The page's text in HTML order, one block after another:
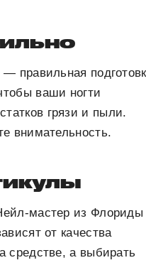
правильная
ваши ногти
грязи и пыли.
внимательность.
мастер из Флориды
от качества
средстве, а выбирать